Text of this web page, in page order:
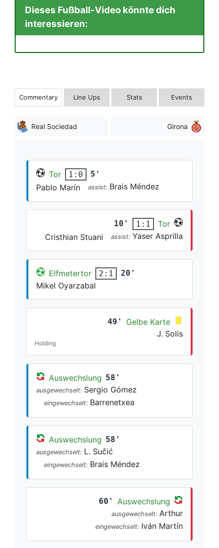
Dieses Fußball-Video könnte dich
interessieren:
Commentary Line Ups Stats Events
Real Sociedad Girona
Tor 1:0 5'
Pablo Marín assist: Brais Méndez
10' 1:1
Tor
Cristhian Stuani
assist: Yaser Asprilla
Elfmetertor 2:1 20'
Mikel Oyarzabal
49'
Gelbe Karte
J. Solis
Holding
Auswechslung 58'
ausgewechselt: Sergio Gómez
eingewechselt: Barrenetxea
Auswechslung 58'
ausgewechselt: L. Sučić
eingewechselt: Brais Méndez
60' Auswechslung
ausgewechselt: Arthur
eingewechselt: Iván Martín